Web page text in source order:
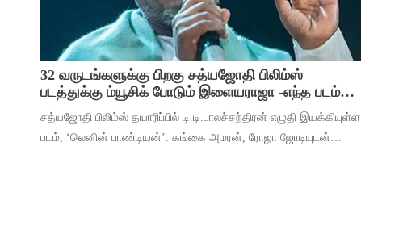
32 வருடங்களுக்கு பிறகு சத்யஜோதி பிலிம்ஸ்
படத்துக்கு ம்யூசிக் போடும் இளையராஜா -எந்த படம்
தெரியுமா ?
சத்யஜோதி பிலிம்ஸ் தயாரிப்பில் டி.டி.பாலச்சந்திரன் எழுதி இயக்கியுள்ள
படம், ‘லெனின் பாண்டியன்’. கங்கை அமரன், ரோஜா ஜோடியுடன்